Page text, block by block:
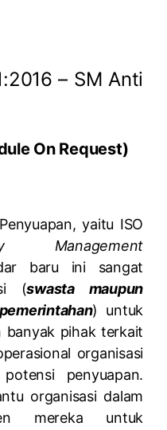
– SM Anti
On Request)
yaitu ISO
Management
baru ini sangat
(swasta maupun
) untuk
banyak pihak terkait
organisasi
penyuapan.
organisasi dalam
mereka untuk